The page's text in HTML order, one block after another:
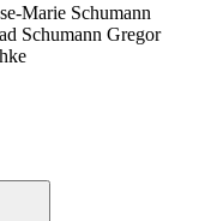
Marie Schumann
Schumann Gregor